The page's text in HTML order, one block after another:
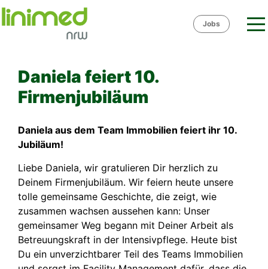
Skip
Jobs
Daniela feiert 10.
Firmenjubiläum
Daniela aus dem Team Immobilien feiert ihr 10.
Jubiläum!
Liebe Daniela, wir gratulieren Dir herzlich zu
Deinem Firmenjubiläum. Wir feiern heute unsere
tolle gemeinsame Geschichte, die zeigt, wie
zusammen wachsen aussehen kann: Unser
gemeinsamer Weg begann mit Deiner Arbeit als
Betreuungskraft in der Intensivpflege. Heute bist
Du ein unverzichtbarer Teil des Teams Immobilien